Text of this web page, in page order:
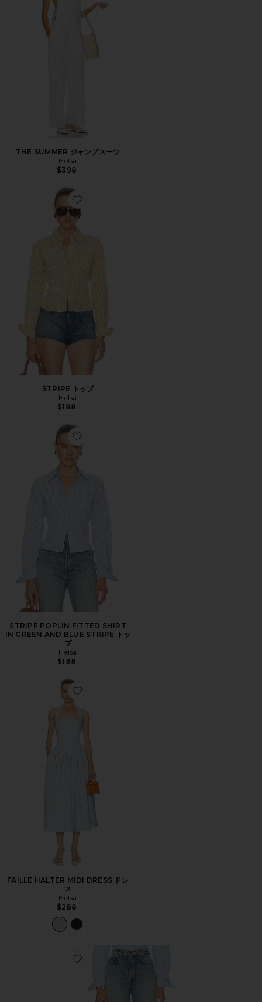
THE SUMMER ジャンプスーツ
Helsa
$398
STRIPE トップ
Helsa
$188
Favorite STRIPE POPLIN FITTED SHIRT IN GREEN
STRIPE POPLIN FITTED SHIRT
IN GREEN AND BLUE STRIPE トッ
プ
Helsa
$188
Favorite FAILLE HALTER MIDI DRESS ドレス
FAILLE HALTER MIDI DRESS ドレ
ス
Helsa
$288
Favorite THE 1970S JEAN デニム